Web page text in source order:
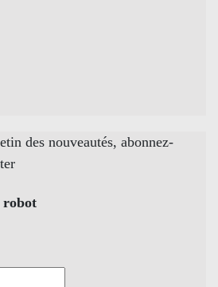
des nouveautés, abonnez-
robot